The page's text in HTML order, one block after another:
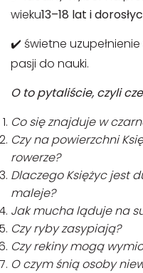
wieku13–18 lat i
✔️ świetne
pasji do nauki.
O to pytaliście, czyli
Co się znajduje w
Czy na powierzchni
rowerze?
Dlaczego Księżyc jest
maleje?
Jak mucha ląduje na
Czy ryby zasypiają?
Czy rekiny mogą
O czym śnią osoby